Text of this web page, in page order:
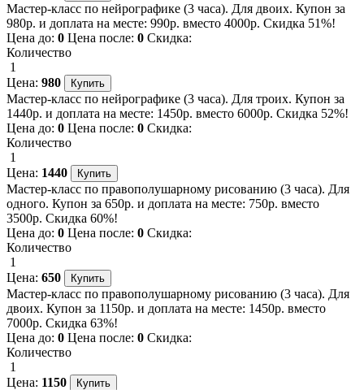
Мастер-класс по нейрографике (3 часа). Для двоих. Купон за
980р. и доплата на месте: 990р. вместо 4000р. Скидка 51%!
Цена до: 0 Цена после: 0 Скидка:
Количество
1
Цена: 980
Мастер-класс по нейрографике (3 часа). Для троих. Купон за
1440р. и доплата на месте: 1450р. вместо 6000р. Скидка 52%!
Цена до: 0 Цена после: 0 Скидка:
Количество
1
Цена: 1440
Мастер-класс по правополушарному рисованию (3 часа). Для
одного. Купон за 650р. и доплата на месте: 750р. вместо
3500р. Скидка 60%!
Цена до: 0 Цена после: 0 Скидка:
Количество
1
Цена: 650
Мастер-класс по правополушарному рисованию (3 часа). Для
двоих. Купон за 1150р. и доплата на месте: 1450р. вместо
7000р. Скидка 63%!
Цена до: 0 Цена после: 0 Скидка:
Количество
1
Цена: 1150